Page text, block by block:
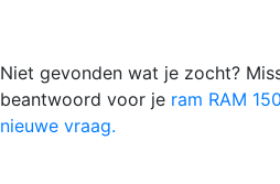
Niet gevonden wat je zocht?
beantwoord voor je ram RAM
nieuwe vraag.